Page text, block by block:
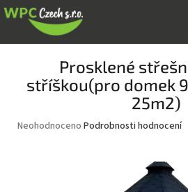
Přejít
na
Prosklené
stříškou(pro domek
25m2)
Průměrné
Neohodnoceno Podrobnosti hodnocení